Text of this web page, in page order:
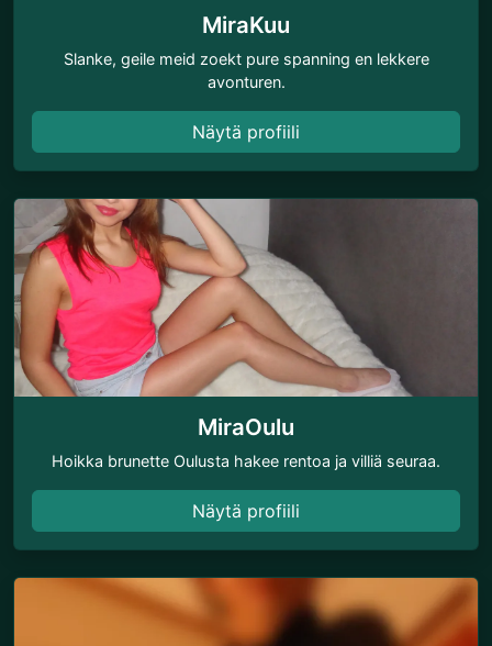
MiraKuu
Slanke, geile meid zoekt pure spanning en lekkere
avonturen.
Näytä profiili
MiraOulu
Hoikka brunette Oulusta hakee rentoa ja villiä seuraa.
Näytä profiili